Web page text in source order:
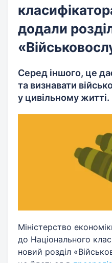
додали
Серед іншого, це
та визнавати
у цивільному житті.
Міністерство
до Національного
новий розділ